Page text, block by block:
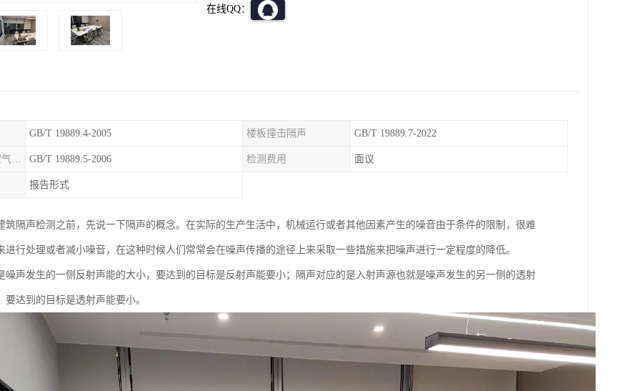
在线QQ：
GB/T 19889.4-2005 楼板撞击隔声 GB/T 19889.7-2022
外墙构件和外墙空气声隔声 GB/T 19889.5-2006 检测费用 面议
报告形式
筑隔声检测之前，先说一下隔声的概念。在实际的生产生活中，机械运行或者其他因素产生的噪音由于条件的限制，很难
进行处理或者减小噪音，在这种时候人们常常会在噪声传播的途径上来采取一些措施来把噪声进行一定程度的降低。
噪声发生的一侧反射声能的大小，要达到的目标是反射声能要小；隔声对应的是入射声源也就是噪声发生的另一侧的透射
要达到的目标是透射声能要小。